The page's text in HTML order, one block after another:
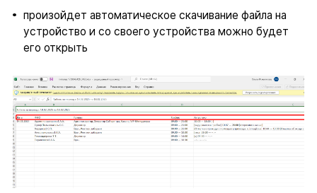
произойдет автоматическое скачивание файла на
устройство и со своего устройства можно будет
его открыть